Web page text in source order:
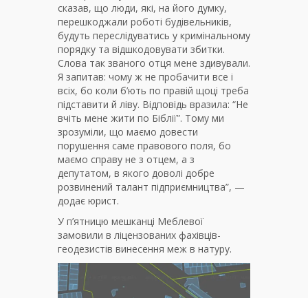
сказав, що люди, які, на його думку,
перешкоджали роботі будівельників,
будуть переслідуватись у кримінальному
порядку та відшкодовувати збитки.
Слова так званого отця мене здивували.
Я запитав: чому ж не пробачити все і
всіх, бо коли б’ють по правій щоці треба
підставити й ліву. Відповідь вразила: “Не
вчіть мене жити по Біблії”. Тому ми
зрозуміли, що маємо довести
порушення саме правового поля, бо
маємо справу не з отцем, а з
депутатом, в якого доволі добре
розвинений талант підприємництва”, —
додає юрист.
У п’ятницю мешканці Меблевої
замовили в ліцензованих фахівців-
геодезистів винесення меж в натуру.